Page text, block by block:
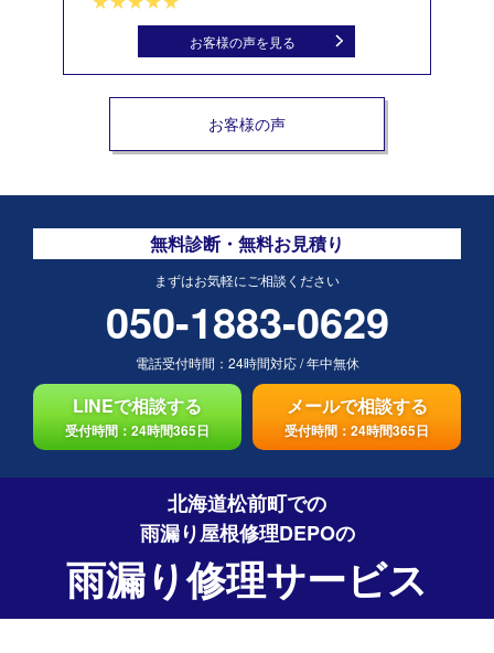
お客様の声を見る
お客様の声
無料診断・無料お見積り
まずはお気軽にご相談ください
050-1883-0629
電話受付時間： 24時間対応/年中無休
LINEで相談する
受付時間：24時間365日
メールで相談する
受付時間：24時間365日
北海道松前町での
雨漏り屋根修理DEPOの
雨漏り修理サービス